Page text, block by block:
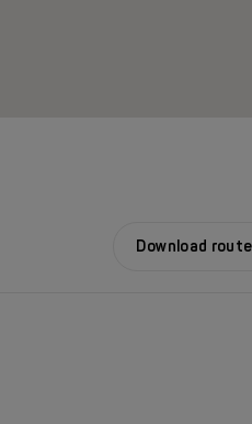
Download route